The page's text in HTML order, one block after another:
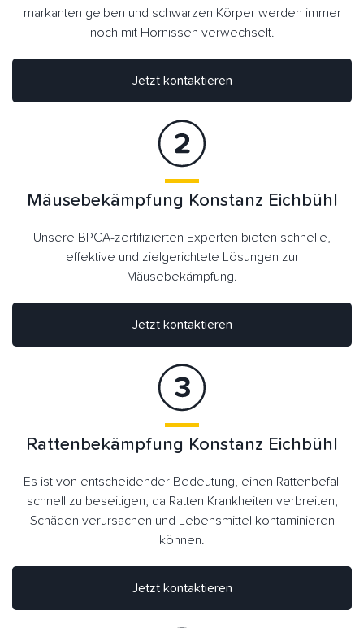
markanten gelben und schwarzen Körper werden immer
noch mit Hornissen verwechselt.
Jetzt kontaktieren
Jetzt kontaktieren
Mäusebekämpfung Konstanz Eichbühl
Unsere BPCA-zertifizierten Experten bieten schnelle,
effektive und zielgerichtete Lösungen zur
Mäusebekämpfung.
Rattenbekämpfung Konstanz Eichbühl
Es ist von entscheidender Bedeutung, einen Rattenbefall
schnell zu beseitigen, da Ratten Krankheiten verbreiten,
Schäden verursachen und Lebensmittel kontaminieren
können.
Jetzt kontaktieren